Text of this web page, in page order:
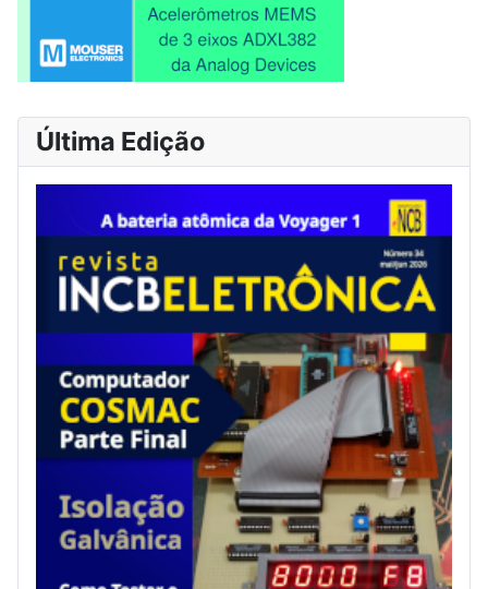
Última Edição